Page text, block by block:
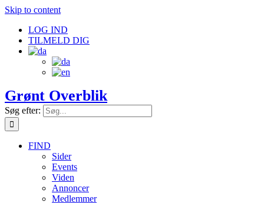
Skip to content
LOG IND
TILMELD DIG
Grønt Overblik
Søg efter:
FIND
Sider
Events
Viden
Annoncer
Medlemmer